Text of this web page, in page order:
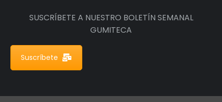
SUSCRÍBETE A NUESTRO BOLETÍN SEMANAL
GUMITECA
Suscríbete